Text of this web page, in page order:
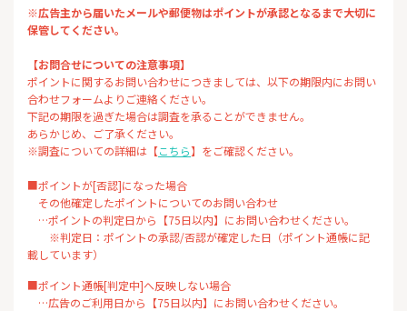
※広告主から届いたメールや郵便物はポイントが承認となるまで大切に
保管してください。
【お問合せについての注意事項】
ポイントに関するお問い合わせにつきましては、以下の期限内にお問い
合わせフォームよりご連絡ください。
下記の期限を過ぎた場合は調査を承ることができません。
あらかじめ、ご了承ください。
※調査についての詳細は【こちら】をご確認ください。
■ポイントが[否認]になった場合
その他確定したポイントについてのお問い合わせ
…ポイントの判定日から【75日以内】にお問い合わせください。
※判定日：ポイントの承認/否認が確定した日（ポイント通帳に記
載しています）
■ポイント通帳[判定中]へ反映しない場合
…広告のご利用日から【75日以内】にお問い合わせください。